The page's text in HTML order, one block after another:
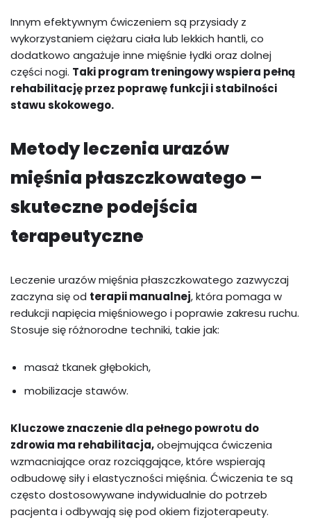
Innym efektywnym ćwiczeniem są przysiady z
wykorzystaniem ciężaru ciała lub lekkich hantli, co
dodatkowo angażuje inne mięśnie łydki oraz dolnej
części nogi. Taki program treningowy wspiera pełną
rehabilitację przez poprawę funkcji i stabilności
stawu skokowego.
Metody leczenia urazów
mięśnia płaszczkowatego –
skuteczne podejścia
terapeutyczne
Leczenie urazów mięśnia płaszczkowatego zazwyczaj
zaczyna się od terapii manualnej, która pomaga w
redukcji napięcia mięśniowego i poprawie zakresu ruchu.
Stosuje się różnorodne techniki, takie jak:
masaż tkanek głębokich,
mobilizacje stawów.
Kluczowe znaczenie dla pełnego powrotu do
zdrowia ma rehabilitacja,obejmująca ćwiczenia
wzmacniające oraz rozciągające, które wspierają
odbudowę siły i elastyczności mięśnia. Ćwiczenia te są
często dostosowywane indywidualnie do potrzeb
pacjenta i odbywają się pod okiem fizjoterapeuty.